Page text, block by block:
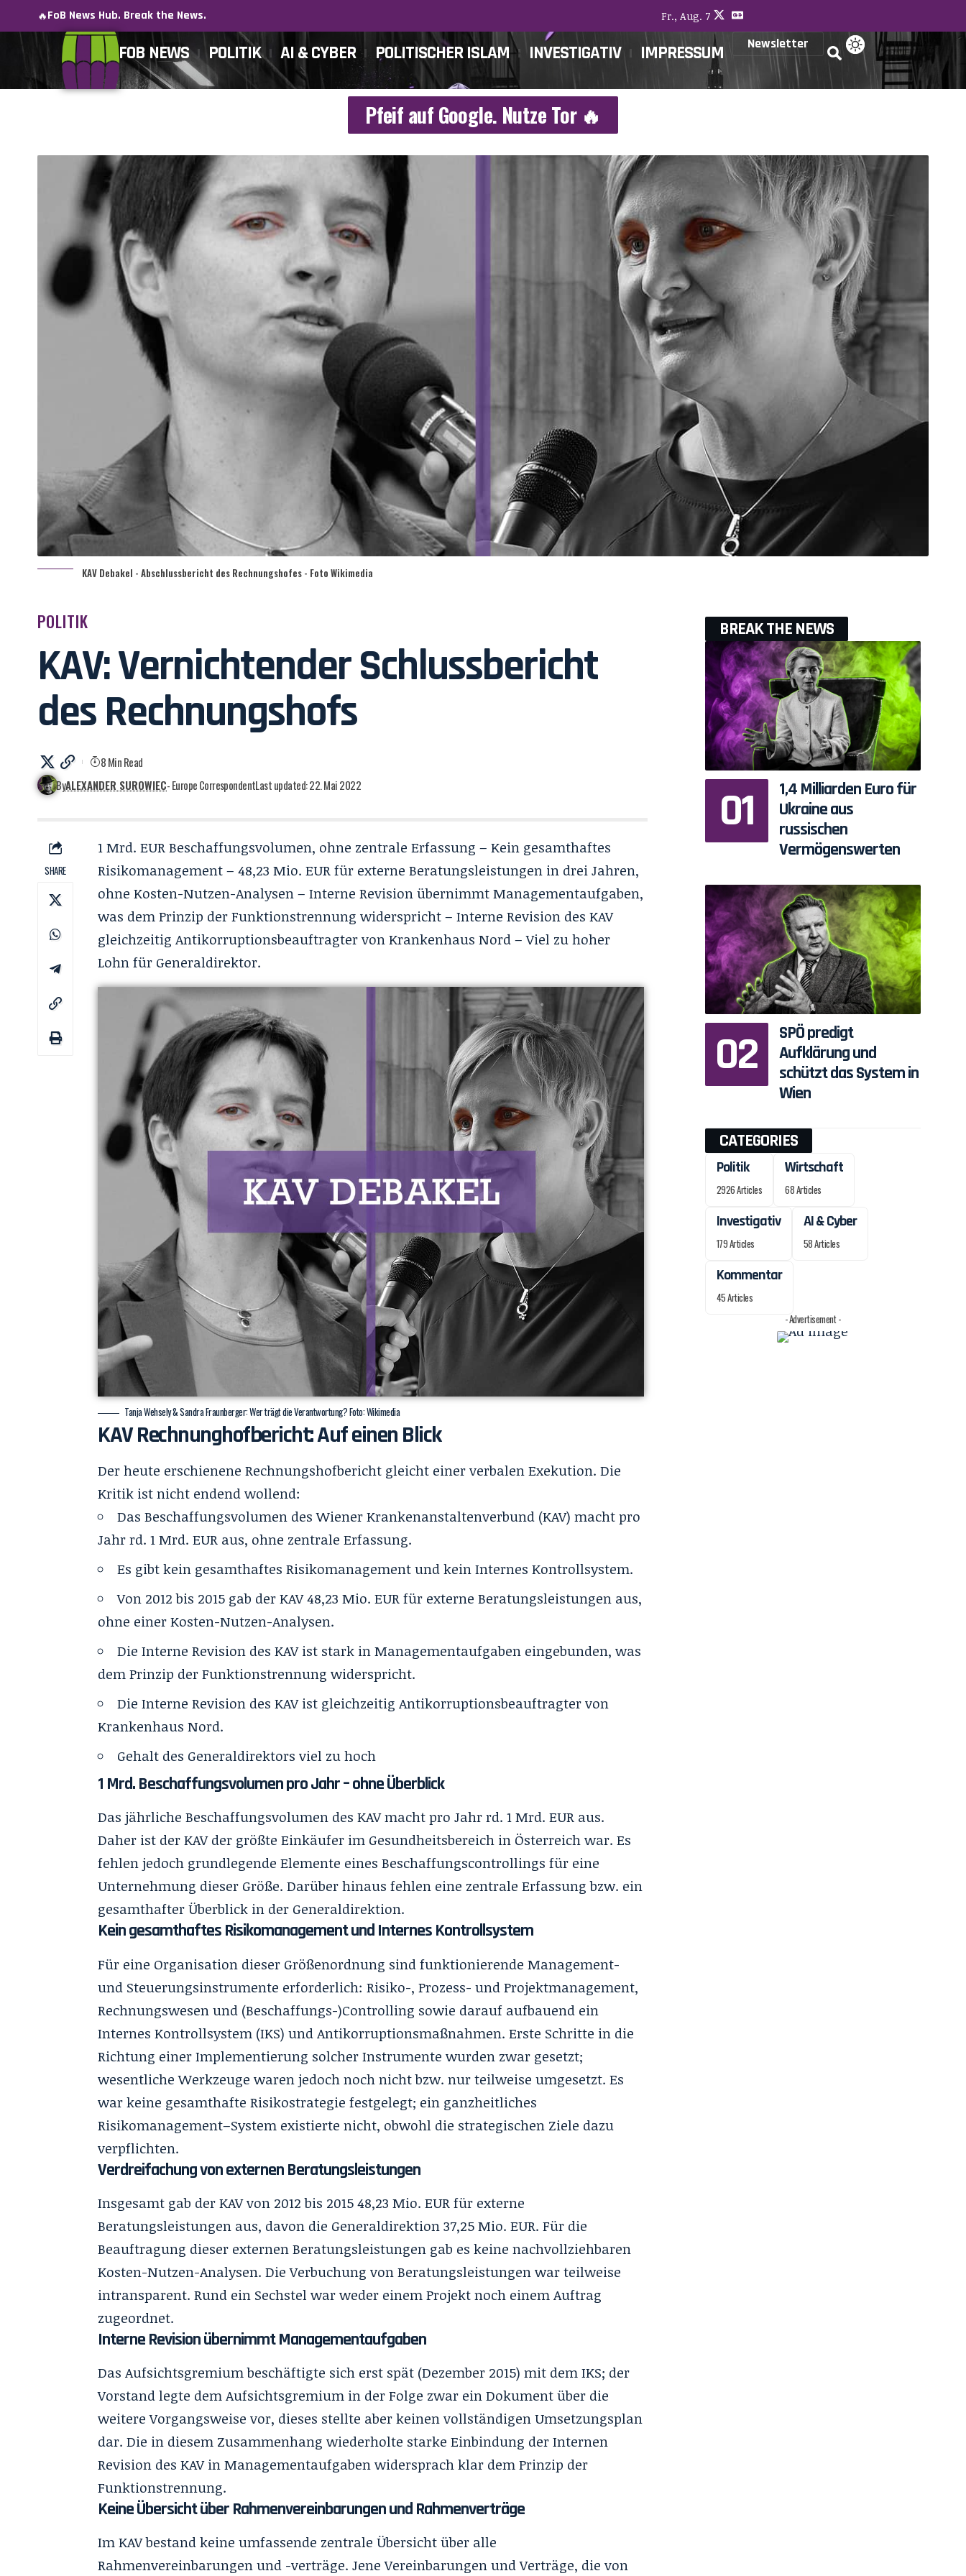
🔥FoB News Hub. Break the News. Fr., Aug. 7
FOB NEWS POLITIK AI & CYBER POLITISCHER ISLAM INVESTIGATIV IMPRESSUM Newsletter
Pfeif auf Google. Nutze Tor 🔥
KAV Debakel - Abschlussbericht des Rechnungshofes - Foto Wikimedia
POLITIK
KAV: Vernichtender Schlussbericht
des Rechnungshofs
ByALEXANDER SUROWIEC- Europe CorrespondentLast updated: 22. Mai 2022
8 Min Read
SHARE
1 Mrd. EUR Beschaffungsvolumen, ohne zentrale Erfassung – Kein gesamthaftes
Risikomanagement – 48,23 Mio. EUR für externe Beratungsleistungen in drei Jahren,
ohne Kosten-Nutzen-Analysen – Interne Revision übernimmt Managementaufgaben,
was dem Prinzip der Funktionstrennung widerspricht – Interne Revision des KAV
gleichzeitig Antikorruptionsbeauftragter von Krankenhaus Nord – Viel zu hoher
Lohn für Generaldirektor.
Tanja Wehsely & Sandra Fraunberger: Wer trägt die Verantwortung? Foto: Wikimedia
KAV Rechnunghofbericht: Auf einen Blick
Der heute erschienene Rechnungshofbericht gleicht einer verbalen Exekution. Die
Kritik ist nicht endend wollend:
Das Beschaffungsvolumen des Wiener Krankenanstaltenverbund (KAV) macht pro
Jahr rd. 1 Mrd. EUR aus, ohne zentrale Erfassung.
Es gibt kein gesamthaftes Risikomanagement und kein Internes Kontrollsystem.
Von 2012 bis 2015 gab der KAV 48,23 Mio. EUR für externe Beratungsleistungen aus,
ohne einer Kosten-Nutzen-Analysen.
Die Interne Revision des KAV ist stark in Managementaufgaben eingebunden, was
dem Prinzip der Funktionstrennung widerspricht.
Die Interne Revision des KAV ist gleichzeitig Antikorruptionsbeauftragter von
Krankenhaus Nord.
Gehalt des Generaldirektors viel zu hoch
1 Mrd. Beschaffungsvolumen pro Jahr – ohne Überblick
Das jährliche Beschaffungsvolumen des KAV macht pro Jahr rd. 1 Mrd. EUR aus.
Daher ist der KAV der größte Einkäufer im Gesundheitsbereich in Österreich war. Es
fehlen jedoch grundlegende Elemente eines Beschaffungscontrollings für eine
Unternehmung dieser Größe. Darüber hinaus fehlen eine zentrale Erfassung bzw. ein
gesamthafter Überblick in der Generaldirektion.
Kein gesamthaftes Risikomanagement und Internes Kontrollsystem
Für eine Organisation dieser Größenordnung sind funktionierende Management-
und Steuerungsinstrumente erforderlich: Risiko-, Prozess- und Projektmanagement,
Rechnungswesen und (Beschaffungs-)Controlling sowie darauf aufbauend ein
Internes Kontrollsystem (IKS) und Antikorruptionsmaßnahmen. Erste Schritte in die
Richtung einer Implementierung solcher Instrumente wurden zwar gesetzt;
wesentliche Werkzeuge waren jedoch noch nicht bzw. nur teilweise umgesetzt. Es
war keine gesamthafte Risikostrategie festgelegt; ein ganzheitliches
Risikomanagement–System existierte nicht, obwohl die strategischen Ziele dazu
verpflichten.
Verdreifachung von externen Beratungsleistungen
Insgesamt gab der KAV von 2012 bis 2015 48,23 Mio. EUR für externe
Beratungsleistungen aus, davon die Generaldirektion 37,25 Mio. EUR. Für die
Beauftragung dieser externen Beratungsleistungen gab es keine nachvollziehbaren
Kosten-Nutzen-Analysen. Die Verbuchung von Beratungsleistungen war teilweise
intransparent. Rund ein Sechstel war weder einem Projekt noch einem Auftrag
zugeordnet.
Interne Revision übernimmt Managementaufgaben
Das Aufsichtsgremium beschäftigte sich erst spät (Dezember 2015) mit dem IKS; der
Vorstand legte dem Aufsichtsgremium in der Folge zwar ein Dokument über die
weitere Vorgangsweise vor, dieses stellte aber keinen vollständigen Umsetzungsplan
dar. Die in diesem Zusammenhang wiederholte starke Einbindung der Internen
Revision des KAV in Managementaufgaben widersprach klar dem Prinzip der
Funktionstrennung.
Keine Übersicht über Rahmenvereinbarungen und Rahmenverträge
Im KAV bestand keine umfassende zentrale Übersicht über alle
Rahmenvereinbarungen und -verträge. Jene Vereinbarungen und Verträge, die von
BREAK THE NEWS
1,4 Milliarden Euro für
Ukraine aus
russischen
Vermögenswerten
SPÖ predigt
Aufklärung und
schützt das System in
Wien
CATEGORIES
Politik
2926 Articles
Wirtschaft
68 Articles
Investigativ
179 Articles
AI & Cyber
58 Articles
Kommentar
45 Articles
- Advertisement -